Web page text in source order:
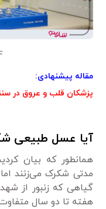
مقاله پیشنهادی:
پزشکان قلب و عروق در
آیا عسل طبیعی
همانطور که بیان
مدتی شکرک می‌زنند
گیاهی که زنبور از
هفته تا دو سال